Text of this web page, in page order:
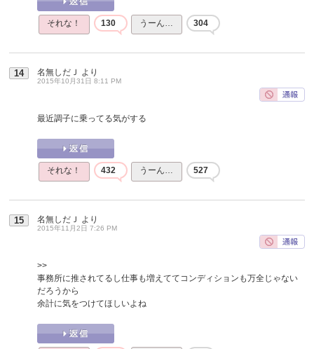
それな！ 130 うーん… 304
14 名無しだＪ より
2015年10月31日 8:11 PM
最近調子に乗ってる気がする
それな！ 432 うーん… 527
15 名無しだＪ より
2015年11月2日 7:26 PM
>>
事務所に推されてるし仕事も増えててコンディションも万全じゃない
だろうから
余計に気をつけてほしいよね